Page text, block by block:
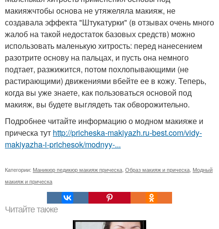
макияжчтобы основа не утяжеляла макияж, не
создавала эффекта "Штукатурки" (в отзывах очень много
жалоб на такой недостаток базовых средств) можно
использовать маленькую хитрость: перед нанесением
разотрите основу на пальцах, и пусть она немного
подтает, разжижится, потом похлопывающими (не
растирающими) движениями вбейте ее в кожу. Теперь,
когда вы уже знаете, как пользоваться основой под
макияж, вы будете выглядеть так обворожительно.
Подробнее читайте информацию о модном макияже и
прическа тут http://pricheska-makiyazh.ru-best.com/vidy-
makiyazha-i-prichesok/modnyy-...
Категории: Маникюр педикюр макияж прическа Образ макияж и прическа Модный
макияж и прическа
Читайте также